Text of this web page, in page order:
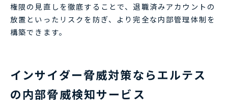
権限の見直しを徹底することで、退職済みアカウントの
放置といったリスクを防ぎ、より完全な内部管理体制を
構築できます。
インサイダー脅威対策ならエルテス
の内部脅威検知サービス